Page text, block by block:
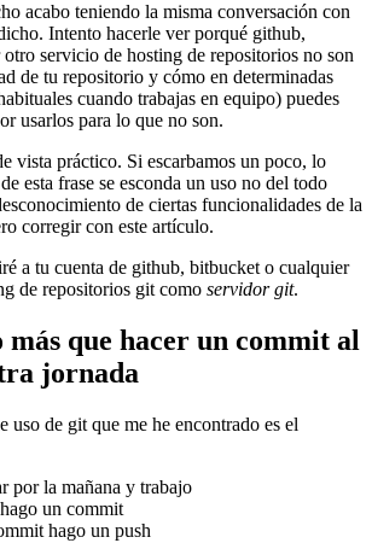
acabo teniendo la misma conversación con
Intento hacerle ver porqué github,
servicio de hosting de repositorios no son
de tu repositorio y cómo en determinadas
cuando trabajas en equipo) puedes
usarlos para lo que no son.
vista práctico. Si escarbamos un poco, lo
esta frase se esconda un uso no del todo
de ciertas funcionalidades de la
corregir con este artículo.
a tu cuenta de github, bitbucket o cualquier
de repositorios git como servidor git.
más que hacer un commit al
jornada
uso de git que me he encontrado es el
por la mañana y trabajo
un commit
hago un push